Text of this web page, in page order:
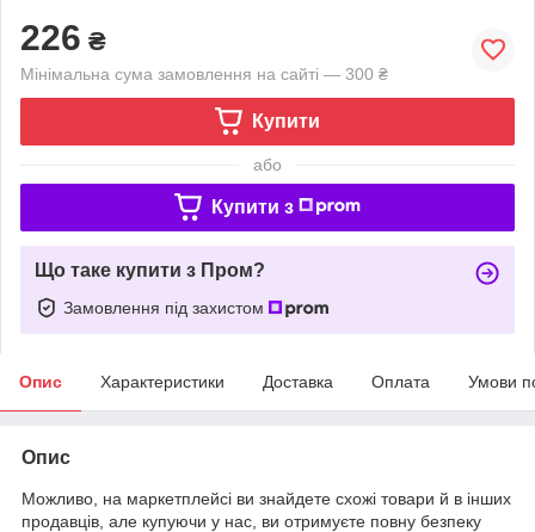
226 ₴
Мінімальна сума замовлення на сайті — 300 ₴
Купити
або
Купити з
Що таке купити з Пром?
Замовлення під захистом
Опис Характеристики Доставка Оплата Умови
Опис
Можливо, на маркетплейсі ви знайдете схожі товари й в інших
продавців, але купуючи у нас, ви отримуєте повну безпеку